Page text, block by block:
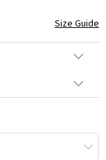
Size Guide